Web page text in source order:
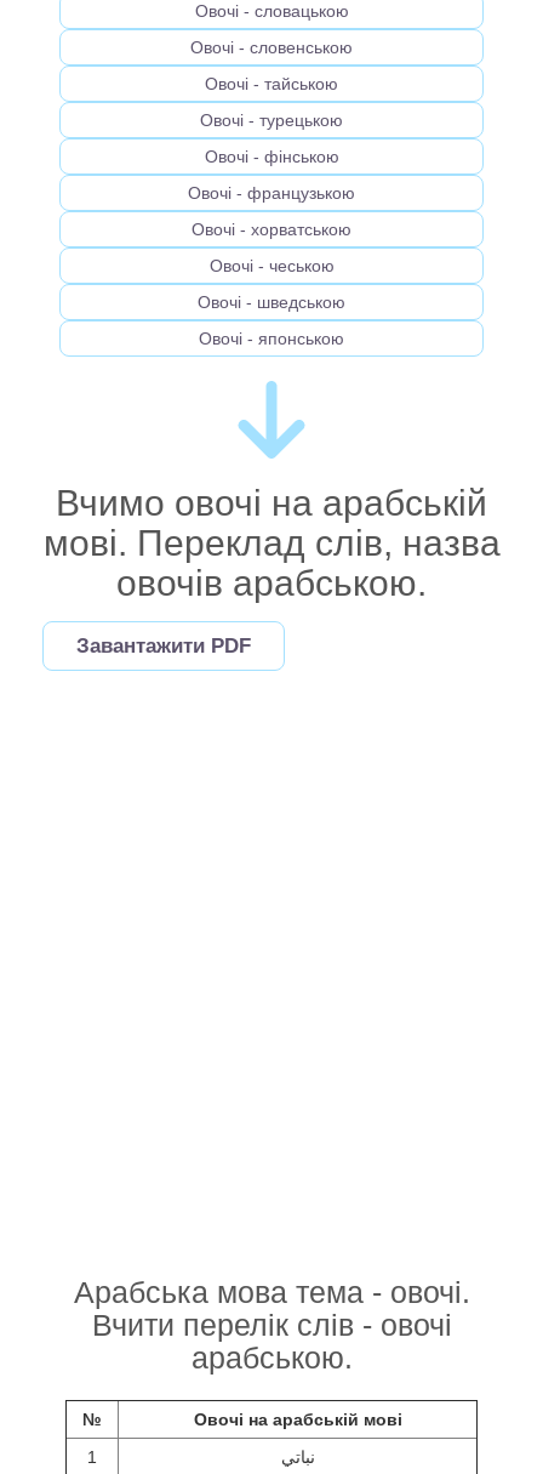
Овочі - словацькою
Овочі - словенською
Овочі - тайською
Овочі - турецькою
Овочі - фінською
Овочі - французькою
Овочі - хорватською
Овочі - чеською
Овочі - шведською
Овочі - японською
Вчимо овочі на арабській
мові. Переклад слів, назва
овочів арабською.
Завантажити PDF
Арабська мова тема - овочі.
Вчити перелік слів - овочі
арабською.
№
Овочі на арабській мові
1
نباتي